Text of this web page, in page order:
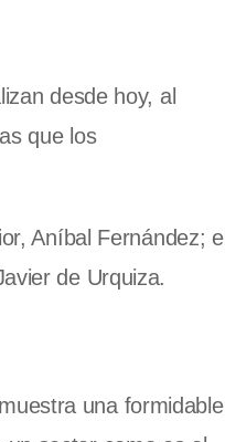
desde hoy, al
que los
Aníbal Fernández; el
de Urquiza.
una formidable